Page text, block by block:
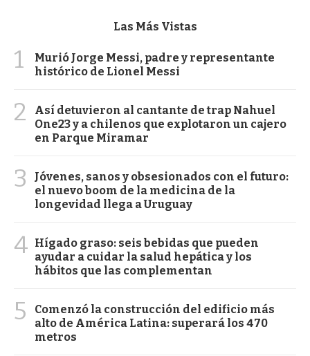
Las Más Vistas
1
Murió Jorge Messi, padre y representante
histórico de Lionel Messi
2
Así detuvieron al cantante de trap Nahuel
One23 y a chilenos que explotaron un cajero
en Parque Miramar
3
Jóvenes, sanos y obsesionados con el futuro:
el nuevo boom de la medicina de la
longevidad llega a Uruguay
4 Hígado graso: seis bebidas que pueden
ayudar a cuidar la salud hepática y los
hábitos que las complementan
5
Comenzó la construcción del edificio más
alto de América Latina: superará los 470
metros